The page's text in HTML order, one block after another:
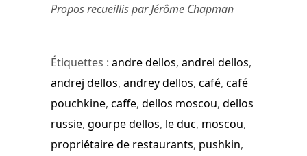
Propos recueillis par Jérôme Chapman
Étiquettes : andre dellos, andrei dellos,
andrej dellos, andrey dellos, café, café
pouchkine, caffe, dellos moscou, dellos
russie, gourpe dellos, le duc, moscou,
propriétaire de restaurants, pushkin,